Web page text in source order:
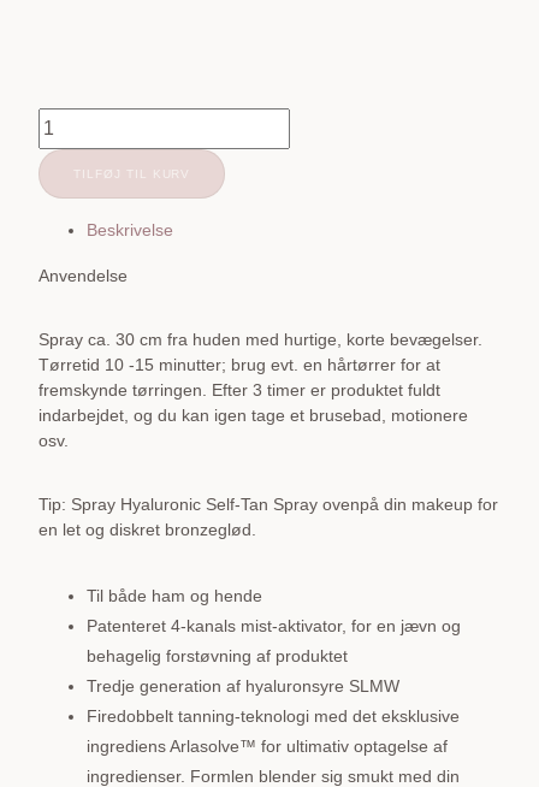
Marc
Inbane
|
Tan
antal
TILFØJ TIL KURV
Beskrivelse
Anvendelse
Spray ca. 30 cm fra huden med hurtige, korte bevægelser.
Tørretid 10 -15 minutter; brug evt. en hårtørrer for at
fremskynde tørringen. Efter 3 timer er produktet fuldt
indarbejdet, og du kan igen tage et brusebad, motionere
osv.
Tip: Spray Hyaluronic Self-Tan Spray ovenpå din makeup for
en let og diskret bronzeglød.
Til både ham og hende
Patenteret 4-kanals mist-aktivator, for en jævn og
behagelig forstøvning af produktet
Tredje generation af hyaluronsyre SLMW
Firedobbelt tanning-teknologi med det eksklusive
ingrediens Arlasolve™ for ultimativ optagelse af
ingredienser. Formlen blender sig smukt med din